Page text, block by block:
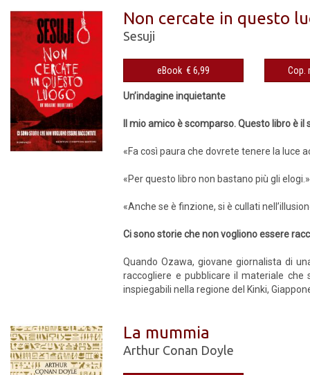
Non cercate in questo
Sesuji
eBook € 6,99
Un’indagine inquietante
Il mio amico è scomparso. Questo libro è
«Fa così paura che dovrete tenere la luce
«Per questo libro non bastano più gli elogi.»
«Anche se è finzione, si è cullati
Ci sono storie che non vogliono essere
Quando Ozawa, giovane giornalista di
raccogliere e pubblicare il materiale che
inspiegabili nella regione del Kinki,
La mummia
Arthur Conan Doyle